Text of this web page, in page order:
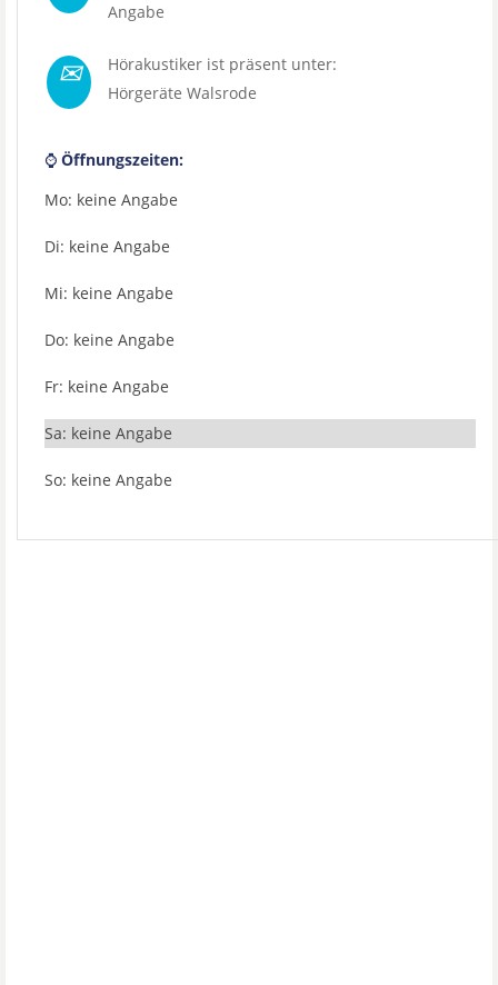
Angabe
✉
Hörakustiker ist präsent unter:
Hörgeräte Walsrode
⌚ Öffnungszeiten:
Mo: keine Angabe
Di: keine Angabe
Mi: keine Angabe
Do: keine Angabe
Fr: keine Angabe
Sa: keine Angabe
So: keine Angabe